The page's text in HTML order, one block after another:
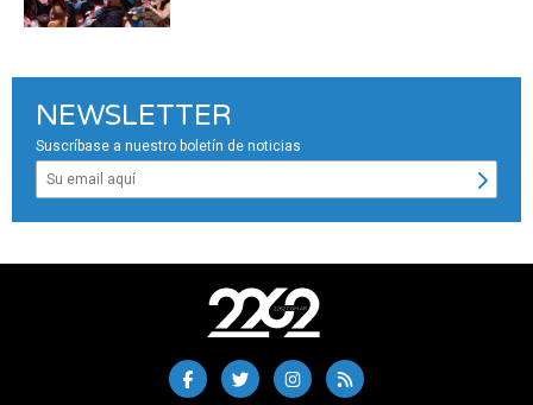
NEWSLETTER
Suscríbase a nuestro boletín de noticias